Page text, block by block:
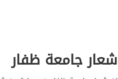
شعار جامعة ظفار